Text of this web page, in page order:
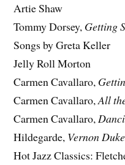
Artie Shaw
Tommy Dorsey, Getting
Songs by Greta Keller
Jelly Roll Morton
Carmen Cavallaro,
Carmen Cavallaro,All
Carmen Cavallaro,
Hildegarde, Vernon
Hot Jazz Classics: